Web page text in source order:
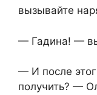
вызывайте
— Гадина! —
— И после
получить? —